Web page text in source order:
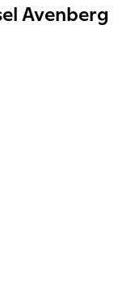
Avenberg